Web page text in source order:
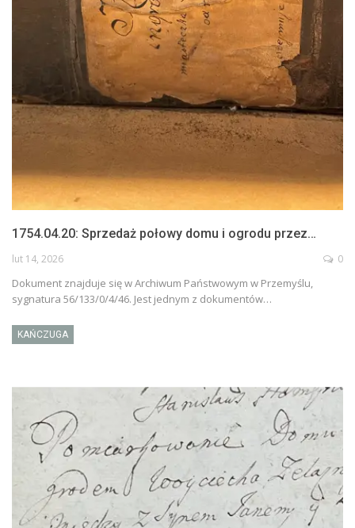
1754.04.20: Sprzedaż połowy domu i ogrodu przez…
lut 14, 2026 0
Dokument znajduje się w Archiwum Państwowym w Przemyślu,
sygnatura 56/133/0/4/46. Jest jednym z dokumentów…
KAŃCZUGA